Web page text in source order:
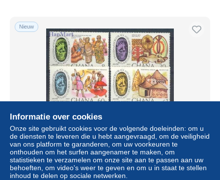
Nieuw
Ghana 1977 Mi 678-681 MNH (ZS5 GHN678-681)
± US$ 4,24
Statuut Professioneel handelaar
Informatie over cookies
Onze site gebruikt cookies voor de volgende doeleinden: om u
de diensten te leveren die u hebt aangevraagd, om de veiligheid
van ons platform te garanderen, om uw voorkeuren te
onthouden om het surfen aangenamer te maken, om
statistieken te verzamelen om onze site aan te passen aan uw
behoeften, om video's weer te geven en om u in staat te stellen
inhoud te delen op sociale netwerken.